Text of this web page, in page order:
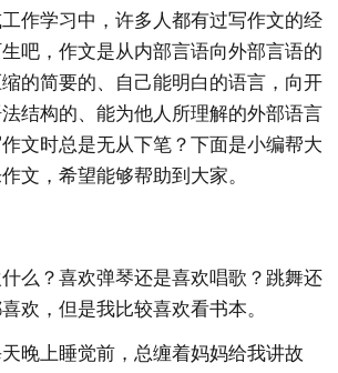
作学习中，许多人都有过写作文的经
吧，作文是从内部言语向外部言语的
的简要的、自己能明白的语言，向开
结构的、能为他人所理解的外部语言
文时总是无从下笔？下面是小编帮大
文，希望能够帮助到大家。
么？喜欢弹琴还是喜欢唱歌？跳舞还
欢，但是我比较喜欢看书本。
晚上睡觉前，总缠着妈妈给我讲故